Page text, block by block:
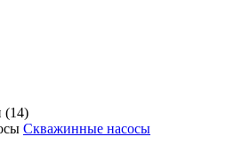
(14)
Скважинные насосы